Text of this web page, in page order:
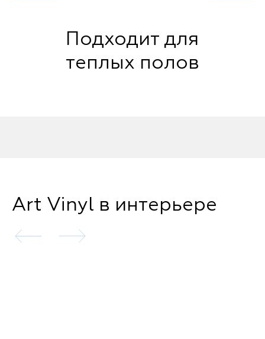
Подходит для
теплых полов
Art Vinyl в интерьере